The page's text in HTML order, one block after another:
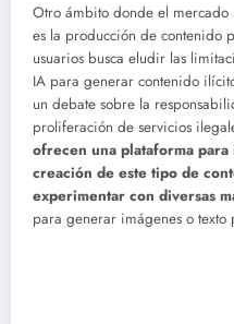
Otro ámbito donde el mercado
es la producción de contenido
usuarios busca eludir las
IA para generar contenido
un debate sobre la
proliferación de servicios
ofrecen una plataforma
creación de este tipo de
experimentar con diversas
para generar imágenes o texto